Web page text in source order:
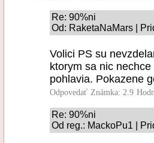
Re: 90%ni
Od: RaketaNaMars |
Volici PS su
ktorym sa nic
pohlavia. Pokazene
Odpovedať Známka: 2.9
Re: 90%ni
Od reg.: MackoPu1 |